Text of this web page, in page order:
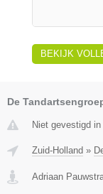
BEKIJK
De
Niet gevestigd
Zuid-Holland »
Adriaan